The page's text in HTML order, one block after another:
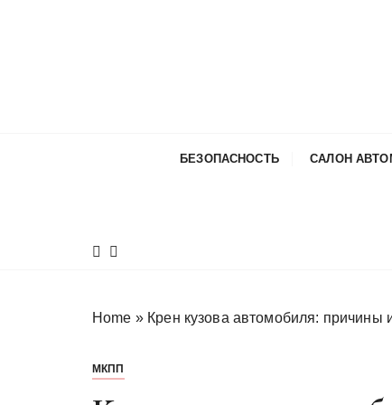
БЕЗОПАСНОСТЬ САЛОН
Home » Крен кузова автомобиля: причины
МКПП